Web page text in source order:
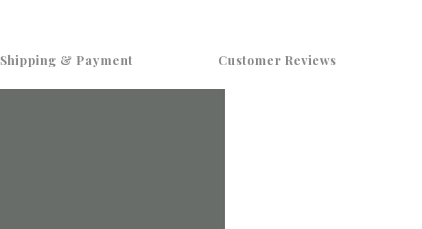
Shipping & Payment Customer Reviews